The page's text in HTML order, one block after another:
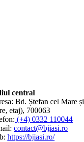
central
Bd. Ștefan cel Mare
etaj), 700063
(+4) 0332 110044
contact@bjiasi.ro
https://bjiasi.ro/